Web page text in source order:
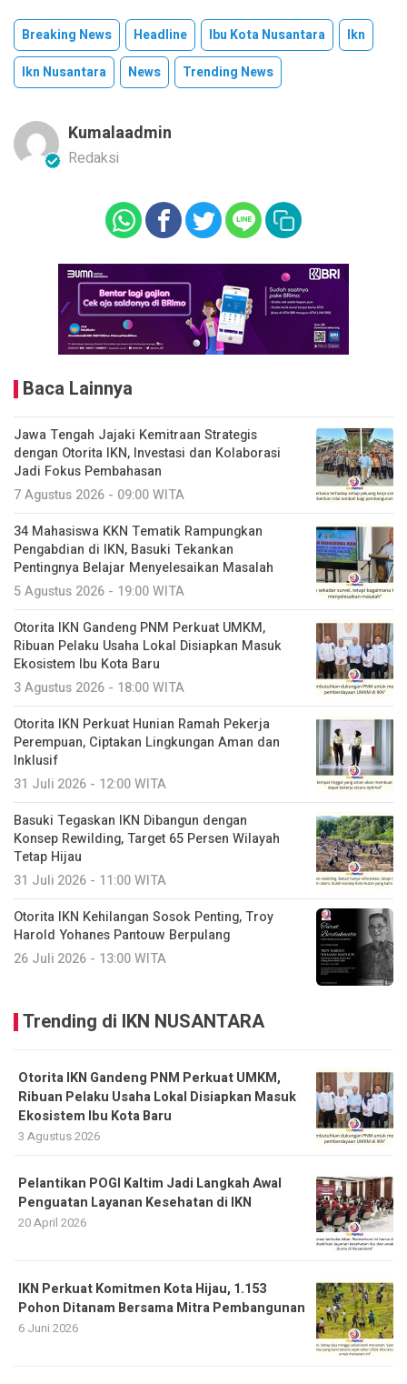
Breaking News Headline Ibu Kota Nusantara
Ikn
Ikn Nusantara
News Trending News
Kumalaadmin
Redaksi
Baca Lainnya
Jawa Tengah Jajaki Kemitraan Strategis
dengan Otorita IKN, Investasi dan Kolaborasi
Jadi Fokus Pembahasan
7 Agustus 2026 - 09:00 WITA
34 Mahasiswa KKN Tematik Rampungkan
Pengabdian di IKN, Basuki Tekankan
Pentingnya Belajar Menyelesaikan Masalah
5 Agustus 2026 - 19:00 WITA
Otorita IKN Gandeng PNM Perkuat UMKM,
Ribuan Pelaku Usaha Lokal Disiapkan Masuk
Ekosistem Ibu Kota Baru
3 Agustus 2026 - 18:00 WITA
Otorita IKN Perkuat Hunian Ramah Pekerja
Perempuan, Ciptakan Lingkungan Aman dan
Inklusif
31 Juli 2026 - 12:00 WITA
Basuki Tegaskan IKN Dibangun dengan
Konsep Rewilding, Target 65 Persen Wilayah
Tetap Hijau
31 Juli 2026 - 11:00 WITA
Otorita IKN Kehilangan Sosok Penting, Troy
Harold Yohanes Pantouw Berpulang
26 Juli 2026 - 13:00 WITA
Trending di IKN NUSANTARA
Otorita IKN Gandeng PNM Perkuat UMKM,
Ribuan Pelaku Usaha Lokal Disiapkan Masuk
Ekosistem Ibu Kota Baru
3 Agustus 2026
Pelantikan POGI Kaltim Jadi Langkah Awal
Penguatan Layanan Kesehatan di IKN
20 April 2026
IKN Perkuat Komitmen Kota Hijau, 1.153
Pohon Ditanam Bersama Mitra Pembangunan
6 Juni 2026